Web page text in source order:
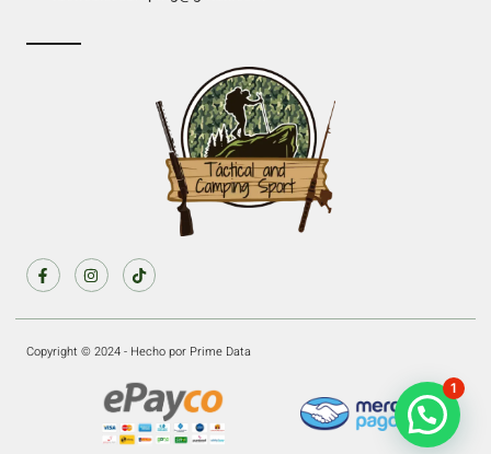
Copyright © 2024 - Hecho por Prime Data
1